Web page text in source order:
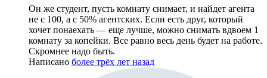
Он же студент, пусть комнату снимает, и найдет агента
не с 100, а с 50% агентских. Если есть друг, который
хочет понаехать — еще лучше, можно снимать вдвоем 1
комнату за копейки. Все равно весь день будет на работе.
Скромнее надо быть.
Написано более трёх лет назад